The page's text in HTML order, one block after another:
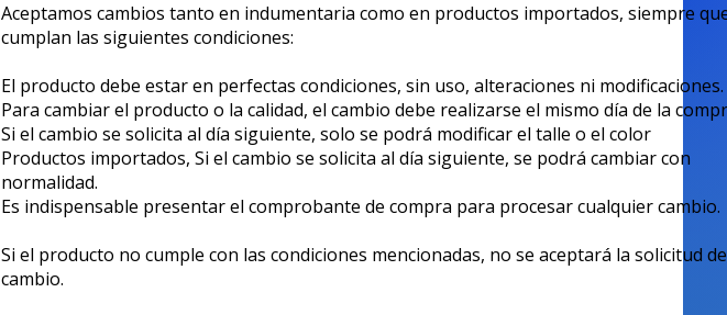
Aceptamos cambios tanto en indumentaria como en productos importados, siempre
cumplan las siguientes condiciones:
El producto debe estar en perfectas condiciones, sin uso, alteraciones ni modificaciones.
Para cambiar el producto o la calidad, el cambio debe realizarse el mismo día de la
Si el cambio se solicita al día siguiente, solo se podrá modificar el talle o el color
Productos importados, Si el cambio se solicita al día siguiente, se podrá cambiar con
normalidad.
Es indispensable presentar el comprobante de compra para procesar cualquier cambio.
Si el producto no cumple con las condiciones mencionadas, no se aceptará la solicitud de
cambio.